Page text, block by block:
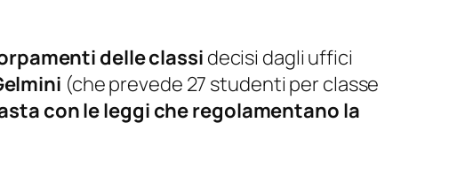
delle classidecisi dagli uffici
(che prevede 27 studenti per classe
con le leggi che regolamentano la